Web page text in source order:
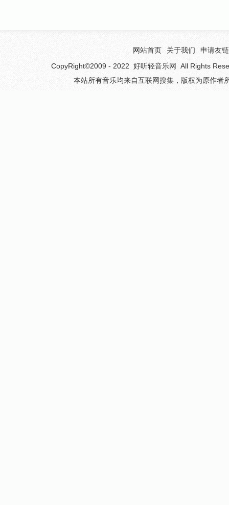
网站首页 关于我们
申请友链
CopyRight©2009 - 2022 好听轻音乐网
All Rights
本站所有音乐均来自互联网搜集，版权为原作者